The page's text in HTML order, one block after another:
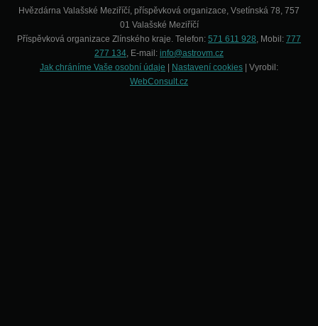
Hvězdárna Valašské Meziříčí, příspěvková organizace, Vsetínská 78, 757
01 Valašské Meziříčí
Příspěvková organizace Zlínského kraje. Telefon: 571 611 928, Mobil: 777
277 134, E-mail: info@astrovm.cz
Jak chráníme Vaše osobní údaje
Nastavení cookies | Vyrobil:
WebConsult.cz